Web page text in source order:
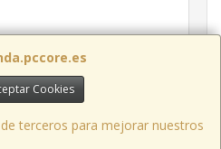
Cookies
terceros para mejorar nuestros